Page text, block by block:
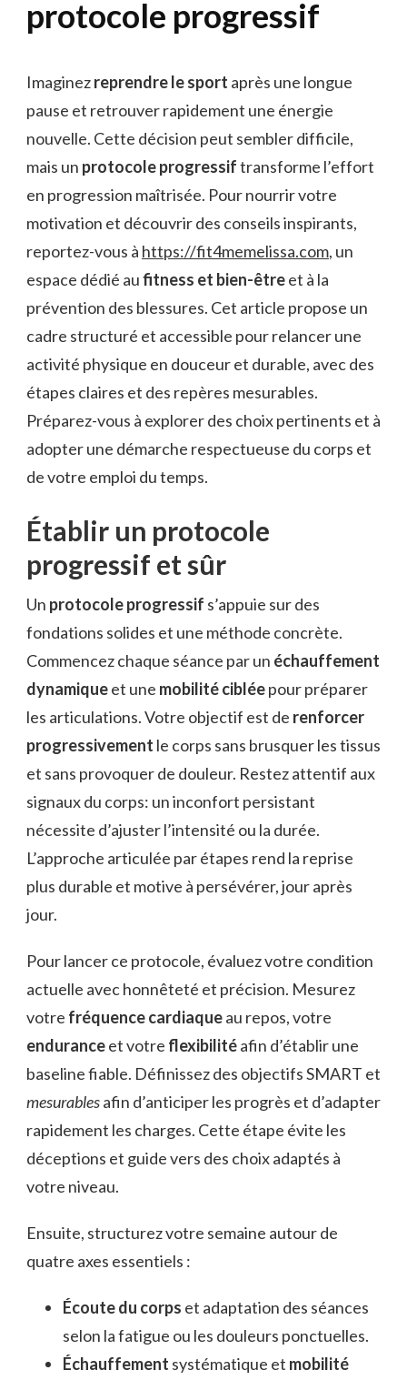
protocole progressif
Imaginezreprendre le sport après une longue
pause et retrouver rapidement une énergie
nouvelle. Cette décision peut sembler difficile,
mais un protocole progressiftransforme l’effort
en progression maîtrisée. Pour nourrir votre
motivation et découvrir des conseils inspirants,
reportez-vous à https://fit4memelissa.com, un
espace dédié aufitness et bien-êtreet à la
prévention des blessures. Cet article propose un
cadre structuré et accessible pour relancer une
activité physique en douceur et durable, avec des
étapes claires et des repères mesurables.
Préparez-vous à explorer des choix pertinents et à
adopter une démarche respectueuse du corps et
de votre emploi du temps.
Établir un protocole
progressif et sûr
Un protocole progressif s’appuie sur des
fondations solides et une méthode concrète.
Commencez chaque séance par un échauffement
dynamiqueet une mobilité cibléepour préparer
les articulations. Votre objectif est de renforcer
progressivement le corps sans brusquer les tissus
et sans provoquer de douleur. Restez attentif aux
signaux du corps: un inconfort persistant
nécessite d’ajuster l’intensité ou la durée.
L’approche articulée par étapes rend la reprise
plus durable et motive à persévérer, jour après
jour.
Pour lancer ce protocole, évaluez votre condition
actuelle avec honnêteté et précision. Mesurez
votre fréquence cardiaqueau repos, votre
enduranceet votre flexibilitéafin d’établir une
baseline fiable. Définissez des objectifs SMART et
mesurablesafin d’anticiper les progrès et d’adapter
rapidement les charges. Cette étape évite les
déceptions et guide vers des choix adaptés à
votre niveau.
Ensuite, structurez votre semaine autour de
quatre axes essentiels :
Écoute du corps et adaptation des séances
selon la fatigue ou les douleurs ponctuelles.
Échauffement systématique et mobilité